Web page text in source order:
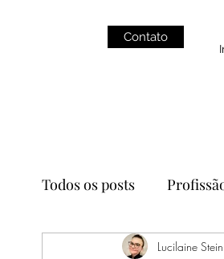
Contato
Todos os posts
Alimentação Lucilaine Stein